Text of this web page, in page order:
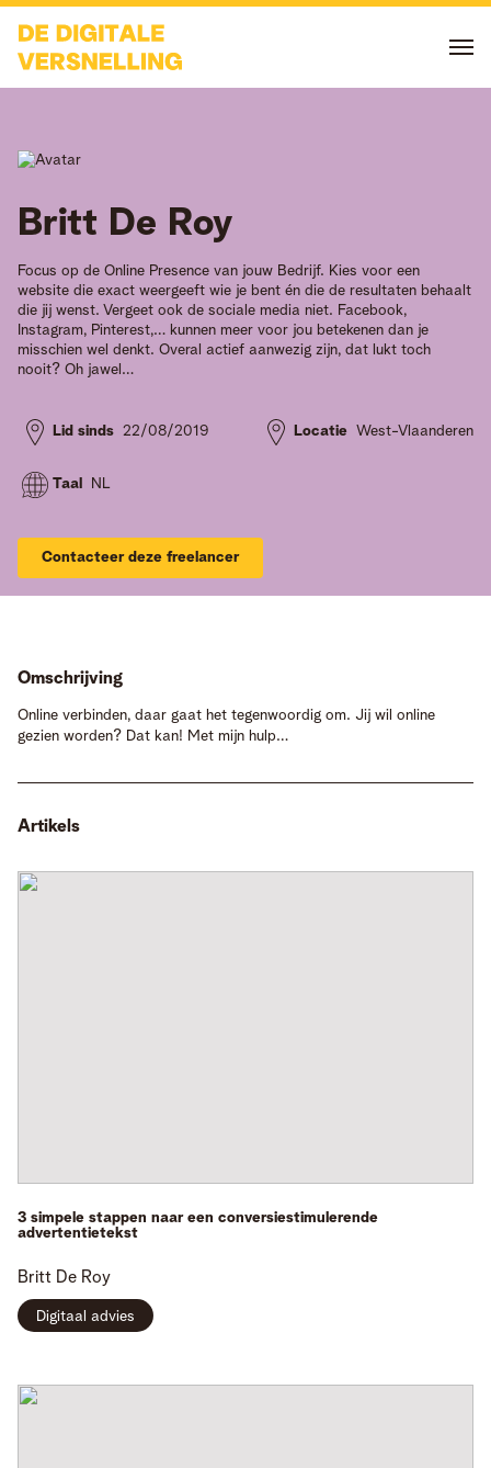
Britt De Roy
Focus op de Online Presence van jouw Bedrijf. Kies voor een
website die exact weergeeft wie je bent én die de resultaten behaalt
die jij wenst. Vergeet ook de sociale media niet. Facebook,
Instagram, Pinterest,… kunnen meer voor jou betekenen dan je
misschien wel denkt. Overal actief aanwezig zijn, dat lukt toch
nooit? Oh jawel…
Lid sinds 22/08/2019 Locatie West-Vlaanderen
Taal NL
Contacteer deze freelancer
Omschrijving
Online verbinden, daar gaat het tegenwoordig om. Jij wil online
gezien worden? Dat kan! Met mijn hulp…
Artikels
3 simpele stappen naar een conversiestimulerende
advertentietekst
Britt De Roy
Digitaal advies